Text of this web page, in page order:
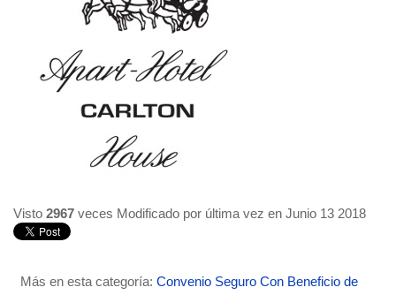
Visto 2967 veces Modificado por última vez en Junio 13 2018
Más en esta categoría: Convenio Seguro Con Beneficio de